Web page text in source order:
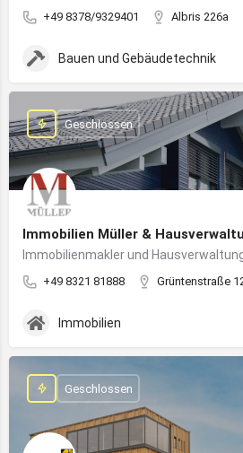
+49 8378/9329401 Albris 226a
Bauen und Gebäudetechnik
Immobilien Müller &
+49 8321 81888 Grüntenstraße
Geschlossen
Immobilien
Geschlossen